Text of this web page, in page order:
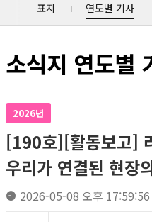
표지 연도별 기사
소식지 연도별
2026년
[190호][활동보고]
우리가 연결된 현장
2026-05-08 오후 17:59:56